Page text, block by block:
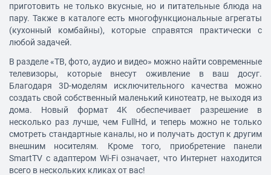
приготовить не только вкусные, но и питательные блюда на
пару. Также в каталоге есть многофункциональные агрегаты
(кухонный комбайны), которые справятся практически с
любой задачей.
В разделе «ТВ, фото, аудио и видео» можно найти современные
телевизоры, которые внесут оживление в ваш досуг.
Благодаря 3D-моделям исключительного качества можно
создать свой собственный маленький кинотеатр, не выходя из
дома. Новый формат 4K обеспечивает разрешение в
несколько раз лучше, чем FullHd, и теперь можно не только
смотреть стандартные каналы, но и получать доступ к другим
внешним носителям. Кроме того, приобретение панели
SmartTV с адаптером Wi-Fi означает, что Интернет находится
всего в нескольких кликах от вас!